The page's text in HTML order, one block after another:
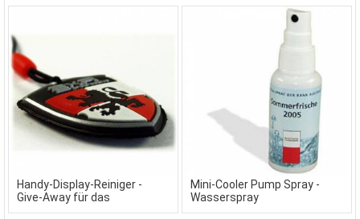
Handy-Display-Reiniger -
Give-Away für das
Mobiltelefon
Mini-Cooler Pump Spray -
Wasserspray